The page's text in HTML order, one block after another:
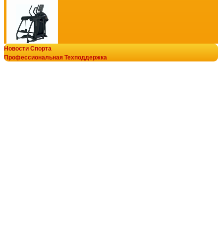
Кросстренер UltraGym Cross Flex s-dostavka
439 990 руб.
Новости Спорта
Профессиональная Техподдержка